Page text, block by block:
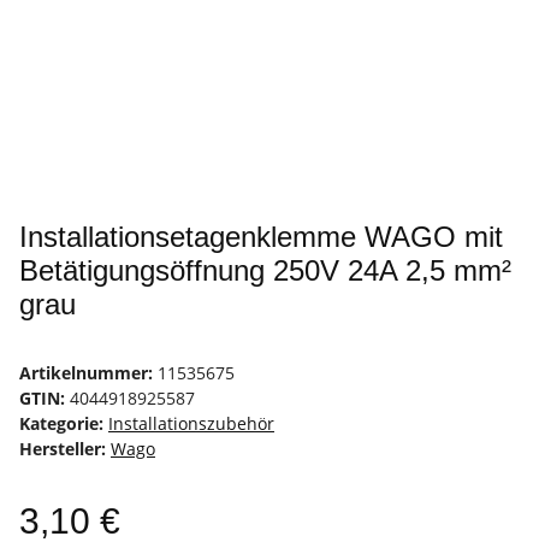
Installationsetagenklemme WAGO mit
Betätigungsöffnung 250V 24A 2,5 mm²
grau
Artikelnummer: 11535675
GTIN: 4044918925587
Kategorie: Installationszubehör
Hersteller: Wago
3,10 €